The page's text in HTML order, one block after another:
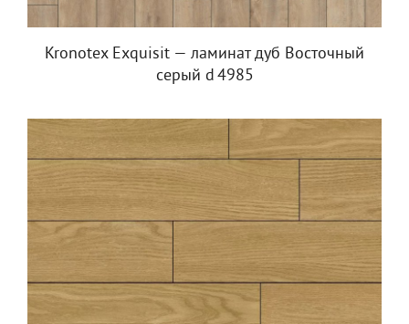
Kronotex Exquisit — ламинат дуб Восточный
серый d 4985